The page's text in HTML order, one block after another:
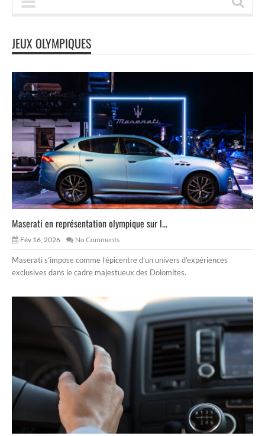
JEUX OLYMPIQUES
Maserati en représentation olympique sur l...
Fév 16, 2026 No Comments
Maserati s’impose comme l’épicentre d’un univers d’expériences
exclusives dans le cadre majestueux des Dolomites.